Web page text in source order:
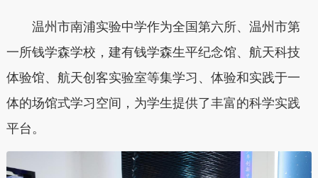
温州市南浦实验中学作为全国第六所、温州市第
一所钱学森学校，建有钱学森生平纪念馆、航天科技
体验馆、航天创客实验室等集学习、体验和实践于一
体的场馆式学习空间，为学生提供了丰富的科学实践
平台。